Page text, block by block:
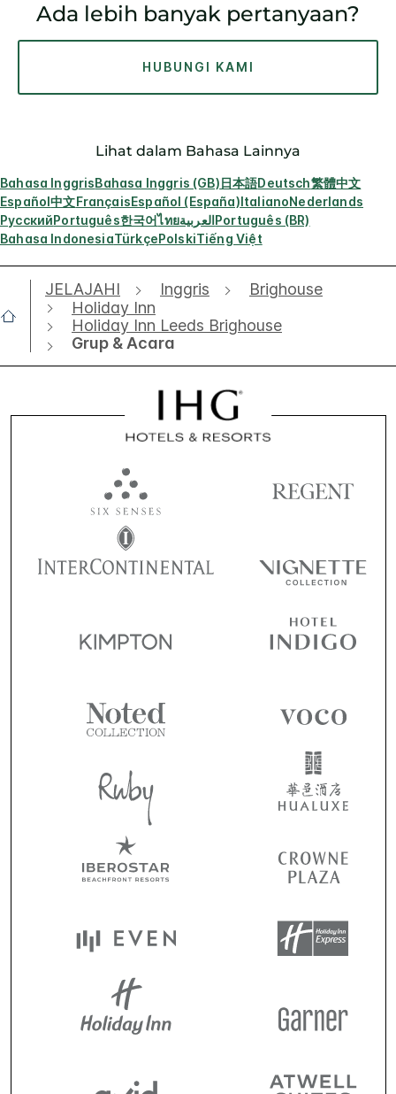
Ada lebih banyak pertanyaan?
HUBUNGI KAMI
Lihat dalam Bahasa Lainnya
Bahasa InggrisBahasa Inggris (GB)日本語Deutsch繁體中文
Español中文FrançaisEspañol (España)ItalianoNederlands
РусскийPortuguês한국어ไทยالعربيةPortuguês (BR)
Bahasa IndonesiaTürkçePolskiTiếng Việt
JELAJAHI Inggris
Brighouse
Holiday Inn
Holiday Inn Leeds Brighouse
Grup & Acara